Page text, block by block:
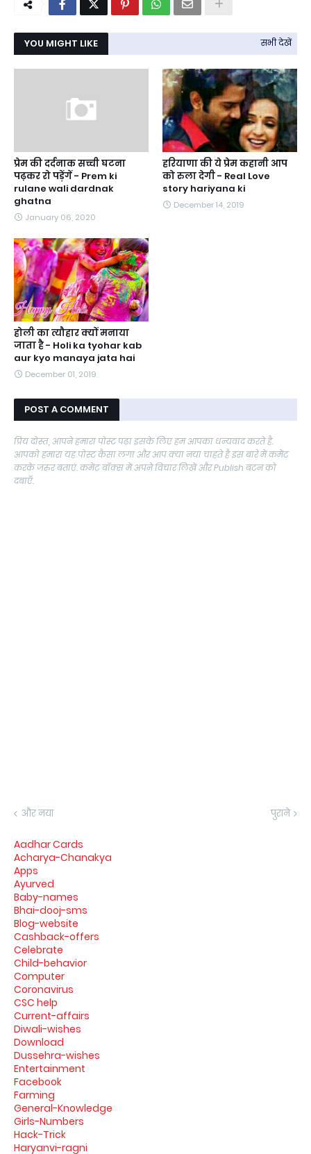
YOU MIGHT LIKE सभी देखें
प्रेम की दर्दनाक सच्ची घटना
पढ़कर रो पड़ेंगें - Prem ki
rulane wali dardnak
ghatna
January 06, 2020
हरियाणा की ये प्रेम कहानी आप
को रुला देगी - Real Love
story hariyana ki
December 14, 2019
होली का त्यौहार क्यों मनाया
जाता है - Holi ka tyohar kab
aur kyo manaya jata hai
December 01, 2019
POST A COMMENT
प्रिय दोस्त, आपने हमारा पोस्ट पढ़ा इसके लिए हम आपका धन्यवाद करते है.
आपको हमारा यह पोस्ट कैसा लगा और आप क्या नया चाहते है इस बारे में कमेंट
करके जरुर बताएं. कमेंट बॉक्स में अपने विचार लिखें और Publish बटन को
दबाएँ.
और नया पुराने
Aadhar Cards
Acharya-Chanakya
Apps
Ayurved
Baby-names
Bhai-dooj-sms
Blog-website
Cashback-offers
Celebrate
Child-behavior
Computer
Coronavirus
CSC help
Current-affairs
Diwali-wishes
Download
Dussehra-wishes
Entertainment
Facebook
Farming
General-Knowledge
Girls-Numbers
Hack-Trick
Haryanvi-ragni